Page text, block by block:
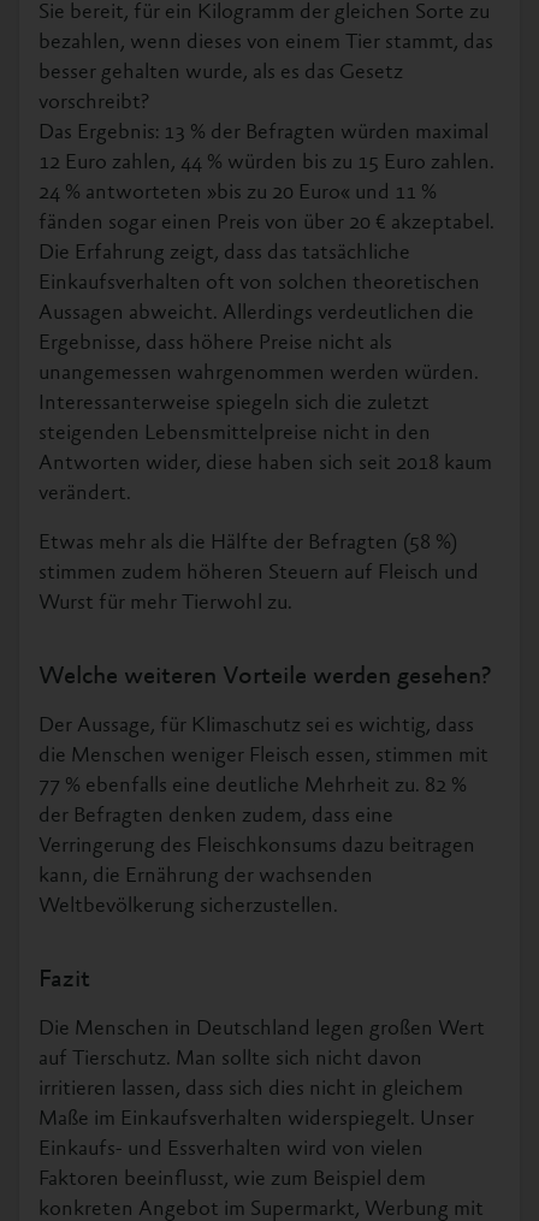
Sie bereit, für ein Kilogramm der gleichen Sorte zu
bezahlen, wenn dieses von einem Tier stammt, das
besser gehalten wurde, als es das Gesetz
vorschreibt?
Das Ergebnis: 13 % der Befragten würden maximal
12 Euro zahlen, 44 % würden bis zu 15 Euro zahlen.
24 % antworteten »bis zu 20 Euro« und 11 %
fänden sogar einen Preis von über 20 € akzeptabel.
Die Erfahrung zeigt, dass das tatsächliche
Einkaufsverhalten oft von solchen theoretischen
Aussagen abweicht. Allerdings verdeutlichen die
Ergebnisse, dass höhere Preise nicht als
unangemessen wahrgenommen werden würden.
Interessanterweise spiegeln sich die zuletzt
steigenden Lebensmittelpreise nicht in den
Antworten wider, diese haben sich seit 2018 kaum
verändert.
Etwas mehr als die Hälfte der Befragten (58 %)
stimmen zudem höheren Steuern auf Fleisch und
Wurst für mehr Tierwohl zu.
Welche weiteren Vorteile werden gesehen?
Der Aussage, für Klimaschutz sei es wichtig, dass
die Menschen weniger Fleisch essen, stimmen mit
77 % ebenfalls eine deutliche Mehrheit zu. 82 %
der Befragten denken zudem, dass eine
Verringerung des Fleischkonsums dazu beitragen
kann, die Ernährung der wachsenden
Weltbevölkerung sicherzustellen.
Fazit
Die Menschen in Deutschland legen großen Wert
auf Tierschutz. Man sollte sich nicht davon
irritieren lassen, dass sich dies nicht in gleichem
Maße im Einkaufsverhalten widerspiegelt. Unser
Einkaufs- und Essverhalten wird von vielen
Faktoren beeinflusst, wie zum Beispiel dem
konkreten Angebot im Supermarkt, Werbung mit